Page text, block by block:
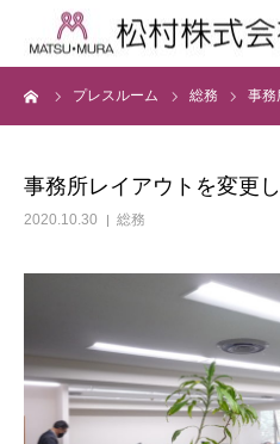
プレスルーム 総務 事務
事務所レイアウトを変更
2020.10.30 総務
会社案内
シルクショップ